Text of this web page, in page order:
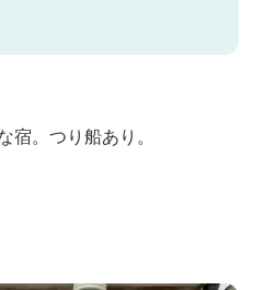
宿。つり船あり。